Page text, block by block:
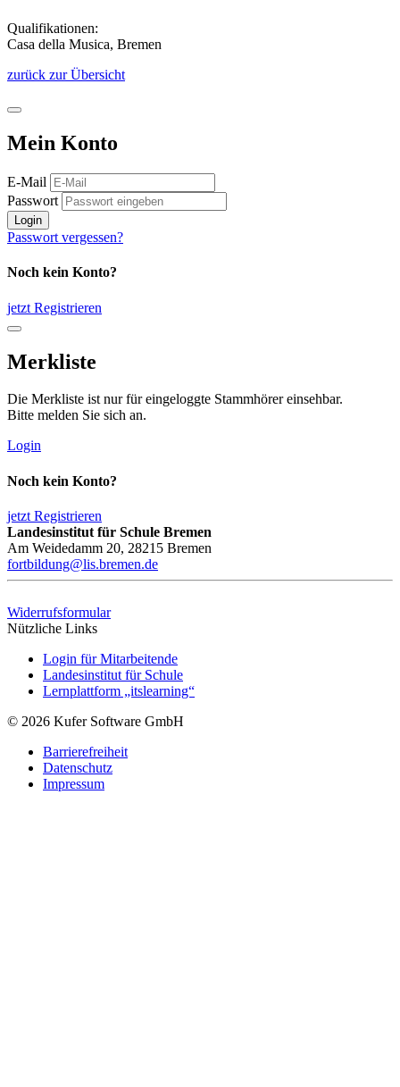
Qualifikationen:
Casa della Musica, Bremen
zurück zur Übersicht
Mein Konto
E-Mail
Passwort
Login
Passwort vergessen?
Noch kein Konto?
jetzt Registrieren
Merkliste
Die Merkliste ist nur für eingeloggte Stammhörer einsehbar.
Bitte melden Sie sich an.
Login
Noch kein Konto?
jetzt Registrieren
Landesinstitut für Schule Bremen
Am Weidedamm 20, 28215 Bremen
fortbildung@lis.bremen.de
Widerrufsformular
Nützliche Links
Login für Mitarbeitende
Landesinstitut für Schule
Lernplattform „itslearning“
© 2026 Kufer Software GmbH
Barrierefreiheit
Datenschutz
Impressum